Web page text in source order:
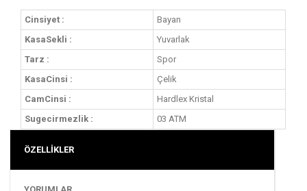
Cinsiyet :
Bayan
KasaSekli :
Yuvarlak
Tarz :
Spor
KasaCinsi :
Çelik
CamCinsi :
Hardlex Kristal
Sugecirmezlik :
03 ATM
ÖZELLİKLER